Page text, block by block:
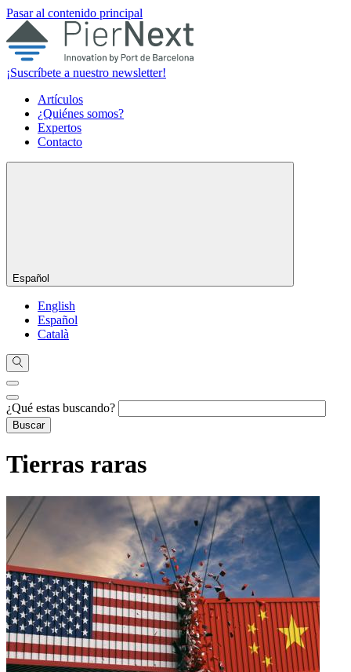
Pasar al contenido principal
¡Suscríbete a nuestro newsletter!
Artículos
¿Quiénes somos?
Expertos
Contacto
Español
English
Español
Català
¿Qué estas buscando?
Tierras raras